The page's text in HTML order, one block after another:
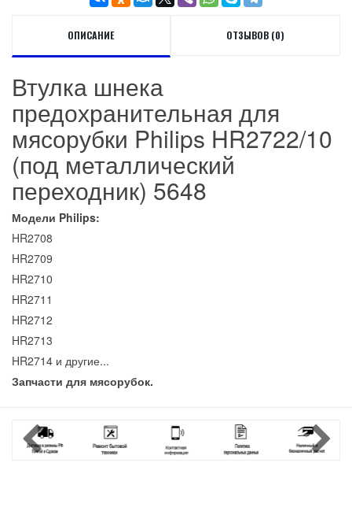
ОПИСАНИЕ ОТЗЫВОВ (0)
Втулка шнека
предохранительная для
мясорубки Philips HR2722/10
(под металлический
переходник) 5648
Модели Philips:
HR2708
HR2709
HR2710
HR2711
HR2712
HR2713
HR2714 и другие...
Запчасти для мясорубок.